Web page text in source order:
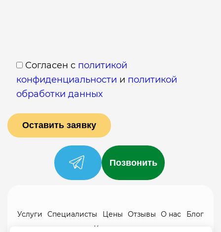
Согласен с политикой
конфиденциальности и политикой
обработки данных
Позвонить
Услуги Специалисты Цены Отзывы О нас
Блог
Контакты